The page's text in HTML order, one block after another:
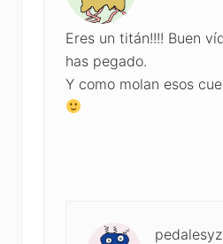
Eres un titán!!!! Buen
has pegado.
Y como molan esos